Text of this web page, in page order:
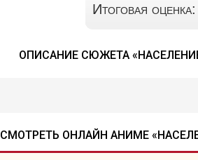
Итоговая оценка:
ОПИСАНИЕ СЮЖЕТА
СМОТРЕТЬ ОНЛАЙН АНИМЕ